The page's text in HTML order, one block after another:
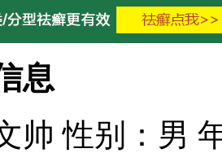
息
帅 性别：男